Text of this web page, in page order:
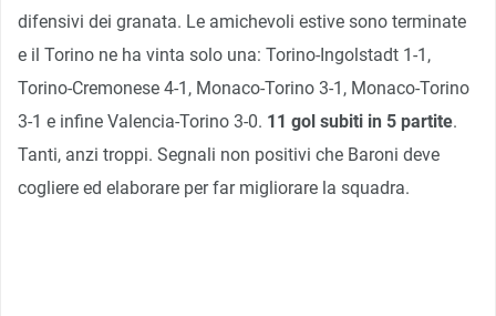
difensivi dei granata. Le amichevoli estive sono terminate
e il Torino ne ha vinta solo una: Torino-Ingolstadt 1-1,
Torino-Cremonese 4-1, Monaco-Torino 3-1, Monaco-Torino
3-1 e infine Valencia-Torino 3-0. 11 gol subiti in 5 partite.
Tanti, anzi troppi. Segnali non positivi che Baroni deve
cogliere ed elaborare per far migliorare la squadra.